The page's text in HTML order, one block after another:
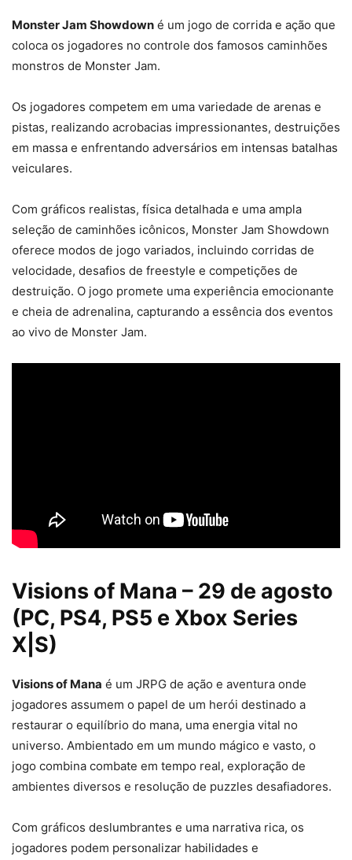
Monster Jam Showdown é um jogo de corrida e ação que
coloca os jogadores no controle dos famosos caminhões
monstros de Monster Jam.
Os jogadores competem em uma variedade de arenas e
pistas, realizando acrobacias impressionantes, destruições
em massa e enfrentando adversários em intensas batalhas
veiculares.
Com gráficos realistas, física detalhada e uma ampla
seleção de caminhões icônicos, Monster Jam Showdown
oferece modos de jogo variados, incluindo corridas de
velocidade, desafios de freestyle e competições de
destruição. O jogo promete uma experiência emocionante
e cheia de adrenalina, capturando a essência dos eventos
ao vivo de Monster Jam.
Visions of Mana – 29 de agosto
(PC, PS4, PS5 e Xbox Series
X|S)
Visions of Mana é um JRPG de ação e aventura onde
jogadores assumem o papel de um herói destinado a
restaurar o equilíbrio do mana, uma energia vital no
universo. Ambientado em um mundo mágico e vasto, o
jogo combina combate em tempo real, exploração de
ambientes diversos e resolução de puzzles desafiadores.
Com gráficos deslumbrantes e uma narrativa rica, os
jogadores podem personalizar habilidades e